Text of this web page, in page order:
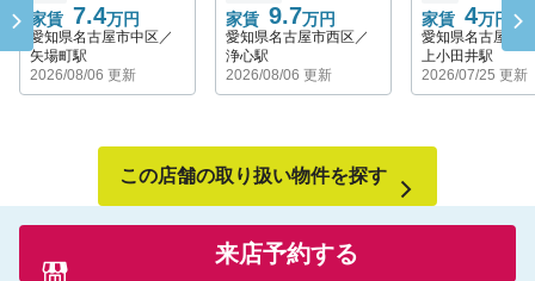
家賃 7.4万円
愛知県名古屋市中区／
矢場町駅
2026/08/06 更新
家賃 9.7万円
愛知県名古屋市西区／
浄心駅
2026/08/06 更新
家賃 4万円
愛知県名古屋市
上小田井駅
2026/07/25 更新
この店舗の取り扱い物件を探す
来店予約する